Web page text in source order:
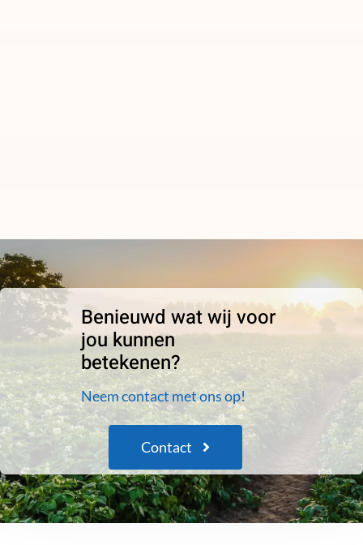
Benieuwd wat wij voor
jou kunnen
betekenen?
Neem contact met ons op!
Contact